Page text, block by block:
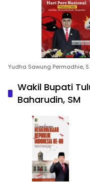
Yudha Sawung Permadhie,
Wakil Bupati
Baharudin, SM